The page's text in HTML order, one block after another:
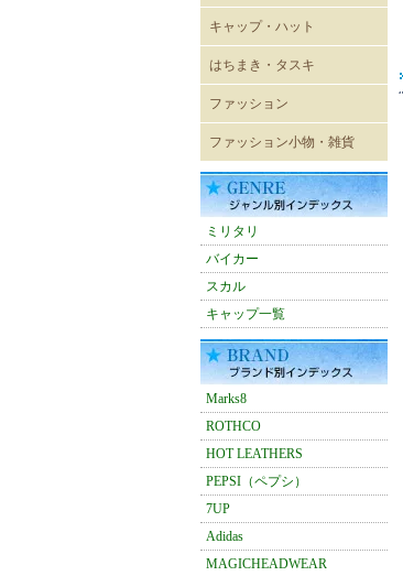
USA直輸入ピンバッジ
キーホルダー
ジッパープル
キーケース
パスケース
キャップ・ハット
キャップ
ON-FIELD SHAPE〕
はちまき・タスキ
ファッション
無地Tシャツ・タンクトップ
プリントTシャツ
トレーナー・パーカー
ウィンドブレーカー
ジャンパー・コート
ファッション小物・雑貨
雑貨
ネックウォーマー
マグカップ
ミリタリーバッグ他
トートバッグ
バンダナ
タオル
防災グッズ
雑誌
アメリカン雑貨
スマホグッズ
ミリタリ
バイカー
スカル
キャップ一覧
Marks8
ROTHCO
HOT LEATHERS
PEPSI（ペプシ）
7UP
Adidas
MAGICHEADWEAR